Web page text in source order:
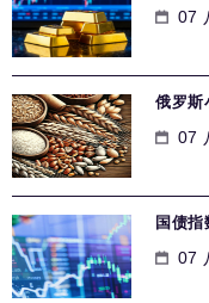
07
俄罗斯
07
国债
07